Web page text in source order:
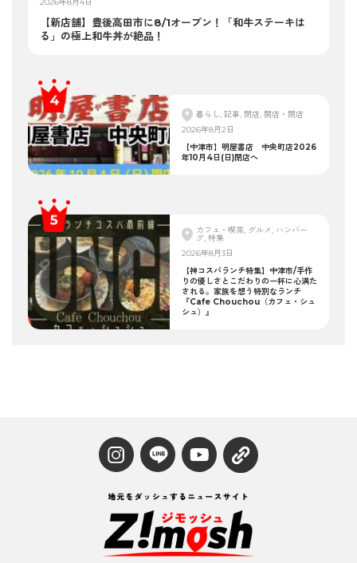
2026年8月4日
【新店舗】豊後高田市に8/1オープン！「和牛ステーキは
る」の極上和牛丼が絶品！
暮らし, 記事, 閉店, 開店・閉店
2026年8月2日
【中津市】明屋書店 中央町店2026
年10月4日(日)閉店へ
カフェ・喫茶, グルメ, ハンバー
グ, 特集
2026年8月3日
【神コスパランチ特集】中津市/手作
りの優しさとこだわりの一杯に心満た
される。家族を想う特別なランチ
『Cafe Chouchou（カフェ・シュ
シュ）』